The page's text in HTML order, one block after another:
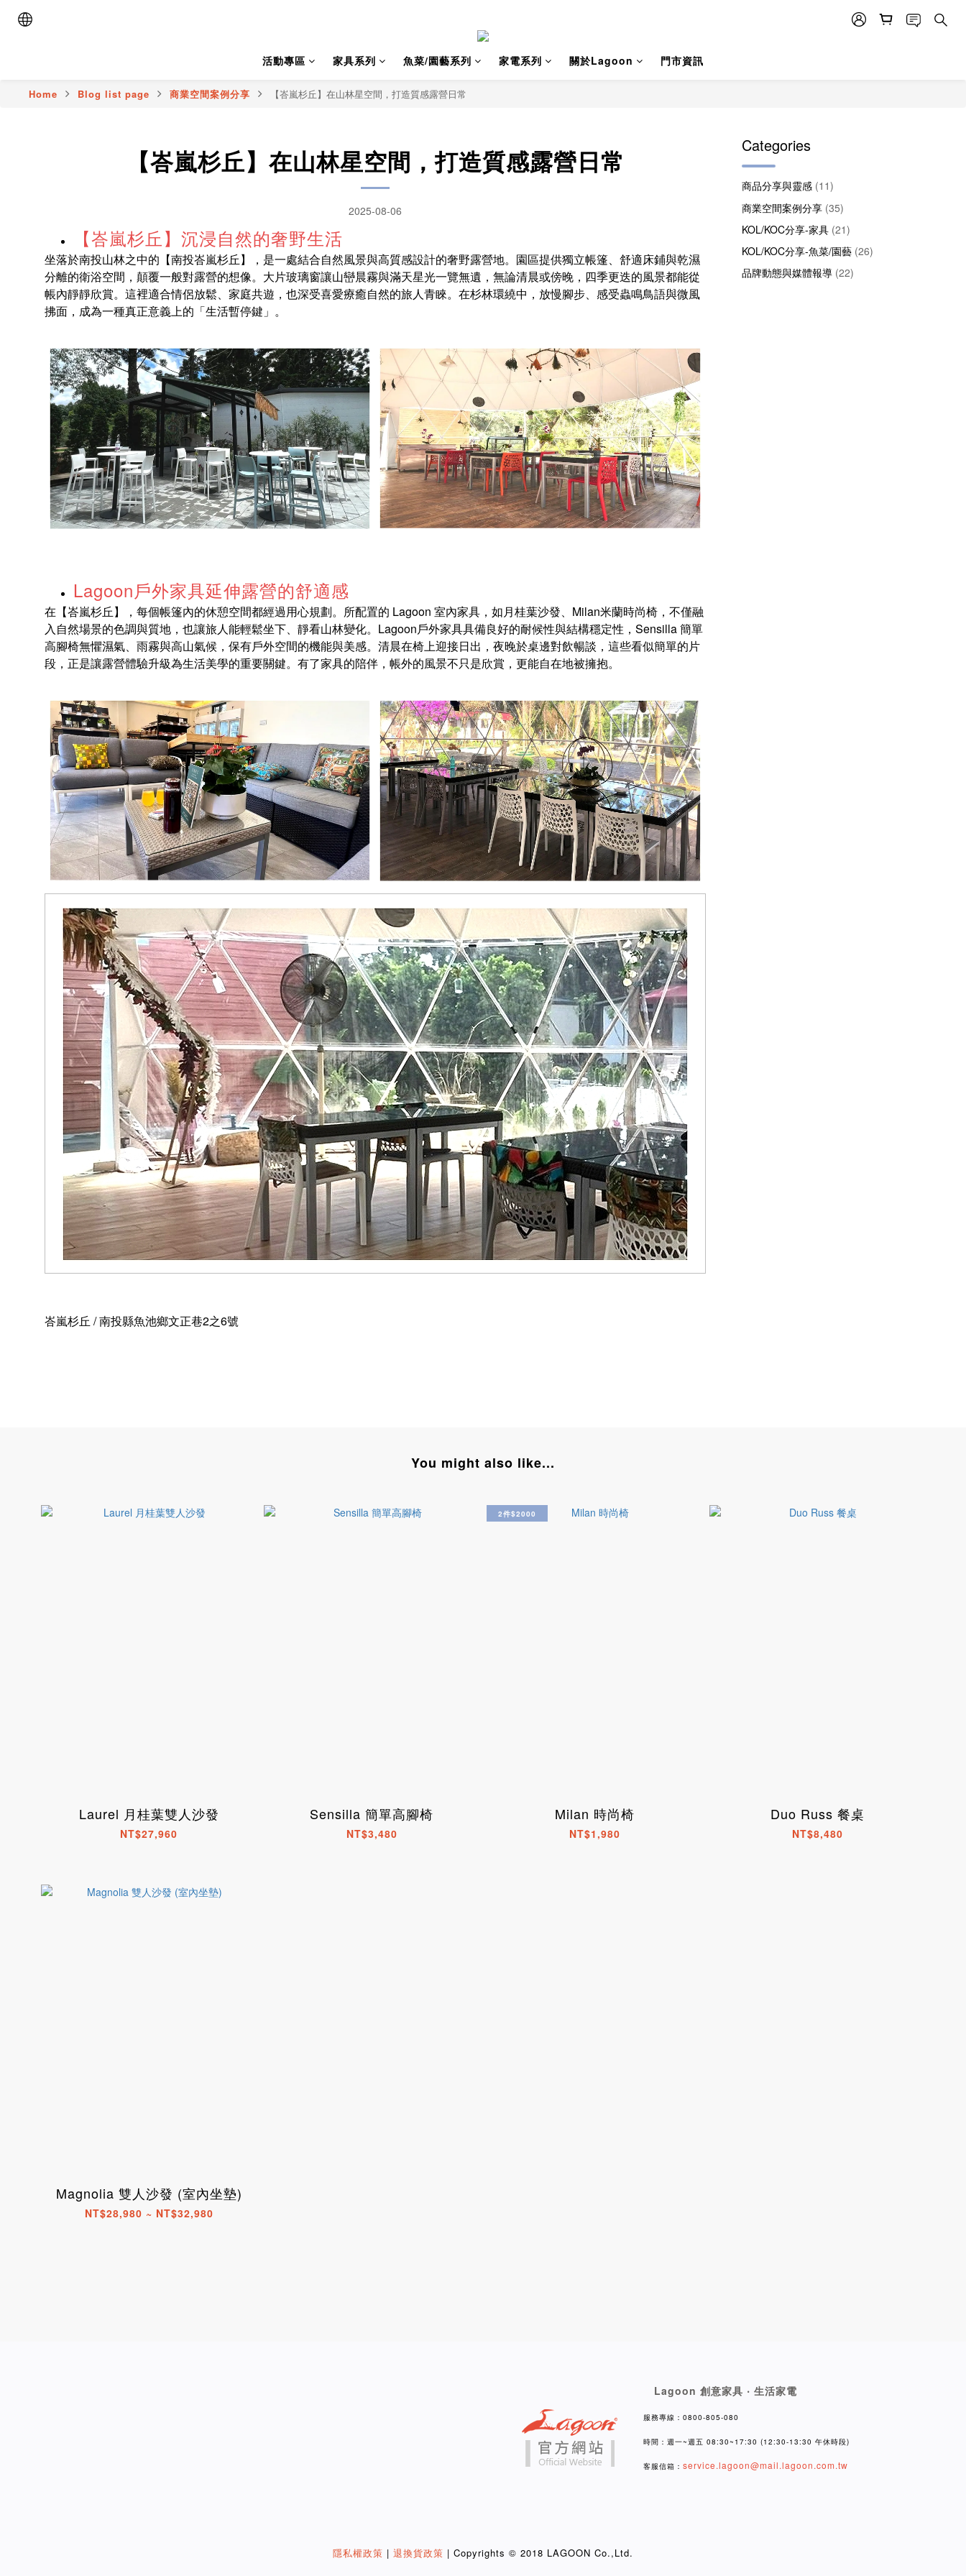
活動專區 家具系列 魚菜/園藝系列 家電系列 關於Lagoon 門市資訊
Home Blog list page 商業空間案例分享 【峇嵐杉丘】在山林星空間，打造質感露營日常
【峇嵐杉丘】在山林星空間，打造質感露營日常
2025-08-06
【峇嵐杉丘】沉浸自然的奢野生活
坐落於南投山林之中的【南投峇嵐杉丘】，是一處結合自然風景與高質感設計的奢野露營地。園區提供獨立帳篷、舒適床鋪與乾濕
分離的衛浴空間，顛覆一般對露營的想像。大片玻璃窗讓山巒晨霧與滿天星光一覽無遺，無論清晨或傍晚，四季更迭的風景都能從
帳內靜靜欣賞。這裡適合情侶放鬆、家庭共遊，也深受喜愛療癒自然的旅人青睞。在杉林環繞中，放慢腳步、感受蟲鳴鳥語與微風
拂面，成為一種真正意義上的「生活暫停鍵」。
Lagoon戶外家具延伸露營的舒適感
在【峇嵐杉丘】，每個帳篷內的休憩空間都經過用心規劃。所配置的 Lagoon 室內家具，如月桂葉沙發、Milan米蘭時尚椅，不僅融
入自然場景的色調與質地，也讓旅人能輕鬆坐下、靜看山林變化。Lagoon戶外家具具備良好的耐候性與結構穩定性，Sensilla 簡單
高腳椅無懼濕氣、雨霧與高山氣候，保有戶外空間的機能與美感。清晨在椅上迎接日出，夜晚於桌邊對飲暢談，這些看似簡單的片
段，正是讓露營體驗升級為生活美學的重要關鍵。有了家具的陪伴，帳外的風景不只是欣賞，更能自在地被擁抱。
峇嵐杉丘 / 南投縣魚池鄉文正巷2之6號
Categories
商品分享與靈感 (11)
商業空間案例分享 (35)
KOL/KOC分享-家具 (21)
KOL/KOC分享-魚菜/園藝 (26)
品牌動態與媒體報導 (22)
You might also like...
Laurel 月桂葉雙人沙發
NT$27,960
Sensilla 簡單高腳椅
NT$3,480
2件$2000
Milan 時尚椅
NT$1,980
Duo Russ 餐桌
NT$8,480
Magnolia 雙人沙發 (室內坐墊)
NT$28,980 ~ NT$32,980
Lagoon 創意家具 ‧ 生活家電
服務專線：0800-805-080
時間：週一~週五 08:30~17:30 (12:30-13:30 午休時段)
客服信箱： service.lagoon@mail.lagoon.com.tw
隱私權政策 | 退換貨政策 | Copyrights © 2018 LAGOON Co.,Ltd.